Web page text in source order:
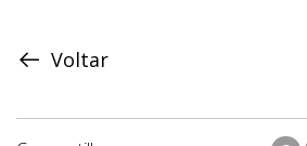
Voltar